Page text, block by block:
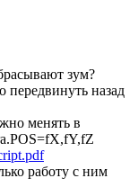
зум?
передвинуть назад
менять в
работу с ним